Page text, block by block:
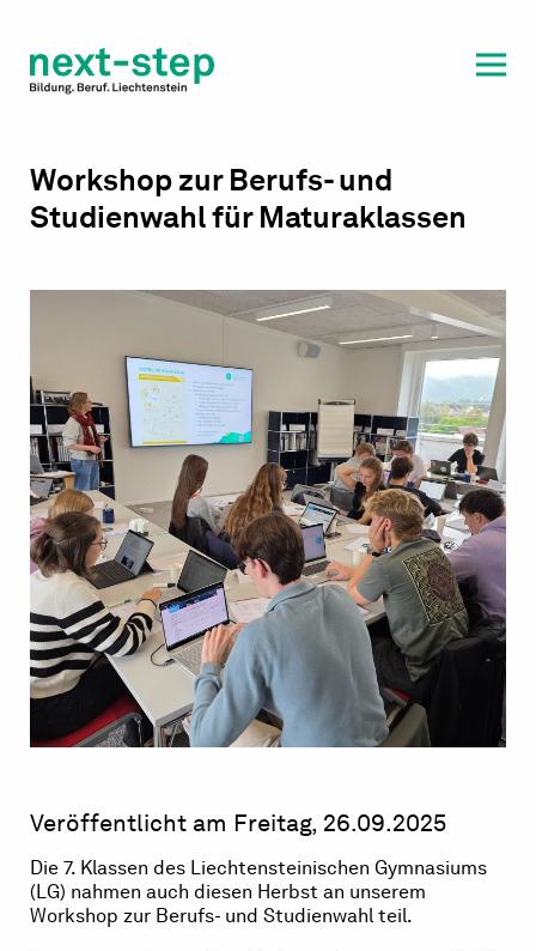
Beratung & Unterstützung
Workshop zur Berufs- und
Studienwahl für Maturaklassen
Veröffentlicht am Freitag, 26.09.2025
Die 7. Klassen des Liechtensteinischen Gymnasiums
(LG) nahmen auch diesen Herbst an unserem
Workshop zur Berufs- und Studienwahl teil.